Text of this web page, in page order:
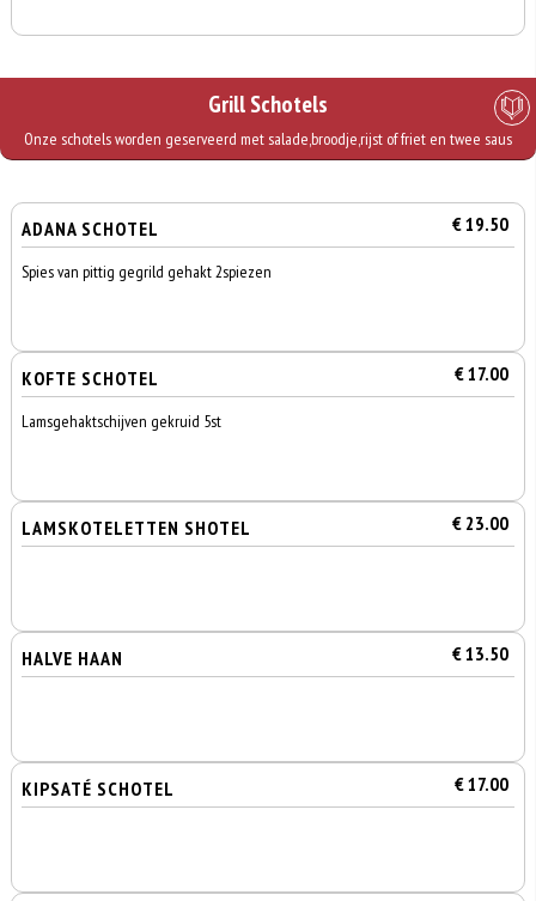
Grill Schotels
Onze schotels worden geserveerd met salade,broodje,rijst of friet en twee saus
ADANA SCHOTEL € 19.50
Spies van pittig gegrild gehakt 2spiezen
KOFTE SCHOTEL € 17.00
Lamsgehaktschijven gekruid 5st
LAMSKOTELETTEN SHOTEL € 23.00
HALVE HAAN € 13.50
KIPSATÉ SCHOTEL € 17.00